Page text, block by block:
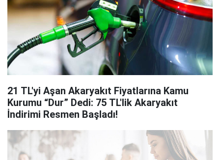
21 TL'yi Aşan Akaryakıt Fiyatlarına Kamu
Kurumu “Dur” Dedi: 75 TL'lik Akaryakıt
İndirimi Resmen Başladı!